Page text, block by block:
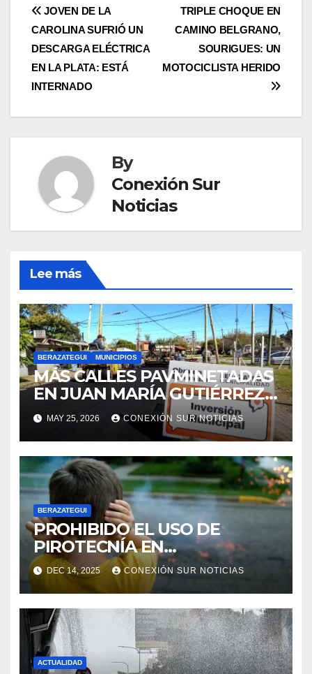
Post
navigation
TRIPLE CHOQUE EN
CAMINO BELGRANO,
SOURIGUES: UN
MOTOCICLISTA HERIDO
JOVEN DE LA
CAROLINA SUFRIÓ UN
DESCARGA ELÉCTRICA
EN LA PLATA: ESTÁ
INTERNADO
By
Conexión Sur
Noticias
Lee más
BERAZATEGUI MUNICIPIOS
MÁS CALLES PAVMINETADAS
EN JUAN MARÍA GUTIÉRREZ
DE BERAZATEGUI
MAY 25, 2026 CONEXIÓN SUR NOTICIAS
BERAZATEGUI
PROHIBIDO EL USO DE
PIROTECNÍA EN
BERAZATEGUI
DEC 14, 2025 CONEXIÓN SUR NOTICIAS
ACTUALIDAD